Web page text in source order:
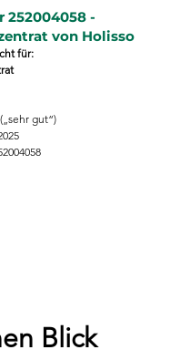
252004058 -
von Holisso
für:
gut“)
Blick